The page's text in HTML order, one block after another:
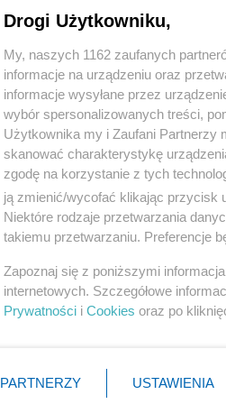
Polityka
PiS
Rząd
NATO
KO
Drogi Użytkowniku,
My, naszych 1162 zaufanych
informacje na urządzeniu oraz
informacje wysyłane przez
wybór spersonalizowanych treści,
Użytkownika my i Zaufani Partnerzy
skanować charakterystykę
zgodę na korzystanie z tych
ją zmienić/wycofać klikając przycisk
Niektóre rodzaje przetwarzania
takiemu przetwarzaniu. Preferencje
Zapoznaj się z poniższymi
internetowych. Szczegółowe
Prywatności i Cookies oraz po
PARTNERZY USTAWIENIA